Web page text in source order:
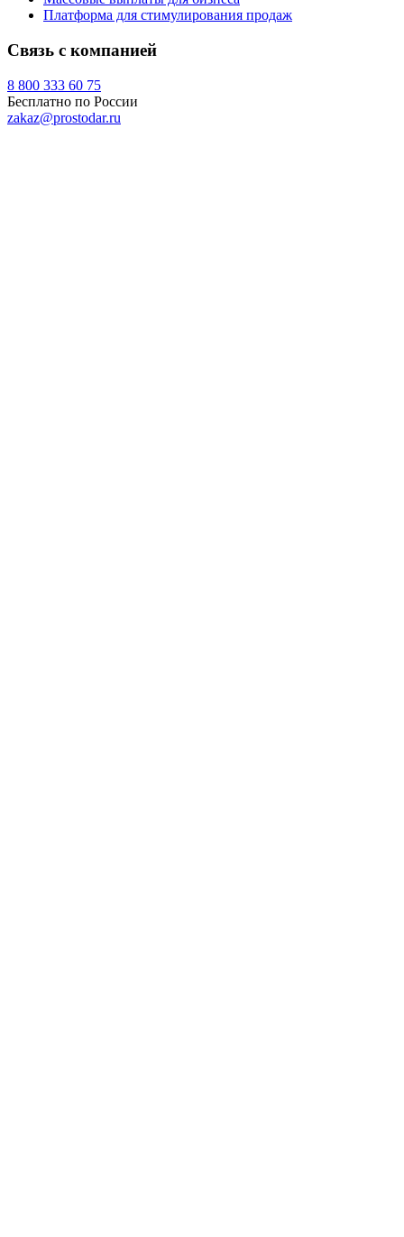
Платформа для стимулирования продаж
Связь с компанией
8 800 333 60 75
Бесплатно по России
zakaz@prostodar.ru